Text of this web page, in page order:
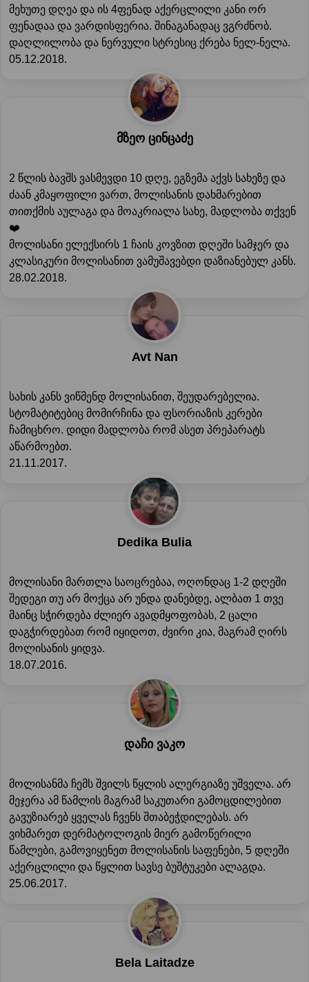
მეხუთე დღეა და ის 4ფენად აქერცლილი კანი ორ
ფენადაა და ვარდისფერია. შინაგანადაც ვგრძნობ.
დაღლილობა და ნერვული სტრესიც ქრება ნელ-ნელა.
05.12.2018.
მზეო ცინცაძე
2 წლის ბავშს ვასმევდი 10 დღე, ეგზემა აქვს სახეზე და
ძაან კმაყოფილი ვართ, მოლისანის დახმარებით
თითქმის აულაგა და მოაკრიალა სახე, მადლობა თქვენ
❤️
მოლისანი ელექსირს 1 ჩაის კოვზით დღეში სამჯერ და
კლასიკური მოლისანით ვამუშავებდი დაზიანებულ კანს.
28.02.2018.
Avt Nan
სახის კანს ვიწმენდ მოლისანით, შეუდარებელია.
სტომატიტებიც მომირჩინა და ფსორიაზის კერები
ჩამიცხრო. დიდი მადლობა რომ ასეთ პრეპარატს
აწარმოებთ.
21.11.2017.
Dedika Bulia
მოლისანი მართლა საოცრებაა, ოღონდაც 1-2 დღეში
შედეგი თუ არ მოქცა არ უნდა დანებდე, ალბათ 1 თვე
მაინც სჭირდება ძლიერ ავადმყოფობას, 2 ცალი
დაგჭირდებათ რომ იყიდოთ, ძვირი კია, მაგრამ ღირს
მოლისანის ყიდვა.
18.07.2016.
დაჩი ვაკო
მოლისანმა ჩემს შვილს წყლის ალერგიაზე უშველა. არ
მეჯერა ამ წამლის მაგრამ საკუთარი გამოცდილებით
გავუზიარებ ყველას ჩვენს შთაბეჭდილებას. არ
ვიხმარეთ დერმატოლოგის მიერ გამოწერილი
წამლები, გამოვიყენეთ მოლისანის საფენები, 5 დღეში
აქერცლილი და წყლით სავსე ბუშტუკები ალაგდა.
25.06.2017.
Bela Laitadze